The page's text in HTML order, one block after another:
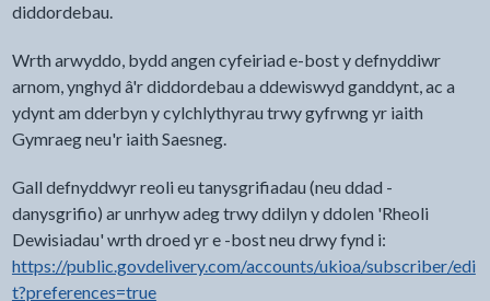
diddordebau.
Wrth arwyddo, bydd angen cyfeiriad e-bost y defnyddiwr
arnom, ynghyd â'r diddordebau a ddewiswyd ganddynt, ac a
ydynt am dderbyn y cylchlythyrau trwy gyfrwng yr iaith
Gymraeg neu'r iaith Saesneg.
Gall defnyddwyr reoli eu tanysgrifiadau (neu ddad -
danysgrifio) ar unrhyw adeg trwy ddilyn y ddolen 'Rheoli
Dewisiadau' wrth droed yr e -bost neu drwy fynd i:
https://public.govdelivery.com/accounts/ukioa/subscriber/edi
t?preferences=true